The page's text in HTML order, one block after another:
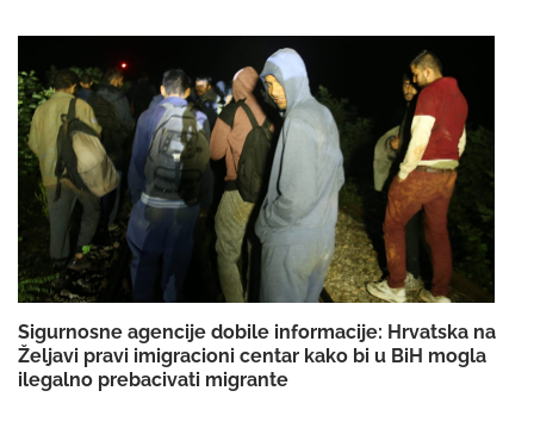
Sigurnosne agencije dobile informacije: Hrvatska na
Željavi pravi imigracioni centar kako bi u BiH mogla
ilegalno prebacivati migrante